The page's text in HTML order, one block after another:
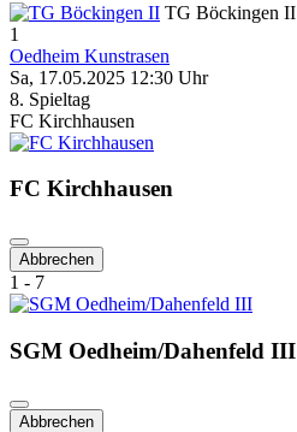
TG Böckingen II
1
Oedheim Kunstrasen
Sa, 17.05.2025 12:30 Uhr
8. Spieltag
FC Kirchhausen
FC Kirchhausen
Abbrechen
1 - 7
SGM Oedheim/Dahenfeld III
Abbrechen